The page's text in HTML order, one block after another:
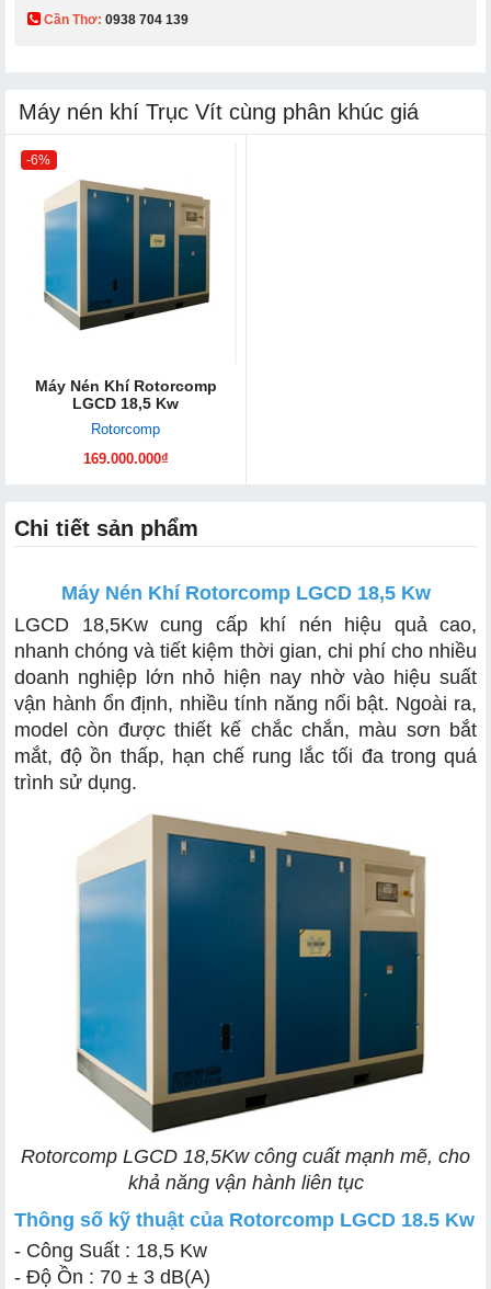
Cần Thơ: 0938 704 139​
Máy nén khí Trục Vít cùng phân khúc giá
-6%
Máy Nén Khí Rotorcomp
LGCD 18,5 Kw
Rotorcomp
169.000.000₫
Chi tiết sản phẩm
Máy Nén Khí Rotorcomp LGCD 18,5 Kw
LGCD 18,5Kw cung cấp khí nén hiệu quả cao,
nhanh chóng và tiết kiệm thời gian, chi phí cho nhiều
doanh nghiệp lớn nhỏ hiện nay nhờ vào hiệu suất
vận hành ổn định, nhiều tính năng nổi bật. Ngoài ra,
model còn được thiết kế chắc chắn, màu sơn bắt
mắt, độ ồn thấp, hạn chế rung lắc tối đa trong quá
trình sử dụng.
Rotorcomp LGCD 18,5Kw công cuất mạnh mẽ, cho
khả năng vận hành liên tục
Thông số kỹ thuật của Rotorcomp LGCD 18.5 Kw
- Công Suất : 18,5 Kw
- Độ Ồn : 70 ± 3 dB(A)